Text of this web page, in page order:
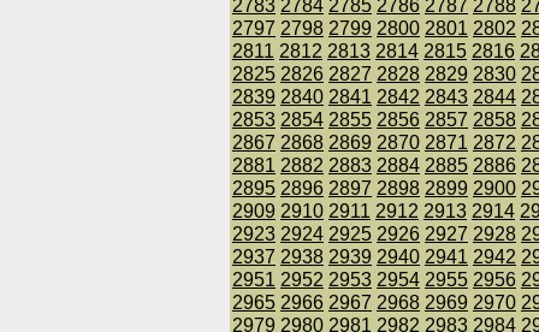
2783 2784 2785 2786 2787 2788
2797 2798 2799 2800 2801 2802
2811 2812 2813 2814 2815 2816
2825 2826 2827 2828 2829 2830
2839 2840 2841 2842 2843 2844
2853 2854 2855 2856 2857 2858
2867 2868 2869 2870 2871 2872
2881 2882 2883 2884 2885 2886
2895 2896 2897 2898 2899 2900
2909 2910 2911 2912 2913 2914
2923 2924 2925 2926 2927 2928
2937 2938 2939 2940 2941 2942
2951 2952 2953 2954 2955 2956
2965 2966 2967 2968 2969 2970
2979 2980 2981 2982 2983 2984